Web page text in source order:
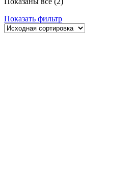
Показать фильтр